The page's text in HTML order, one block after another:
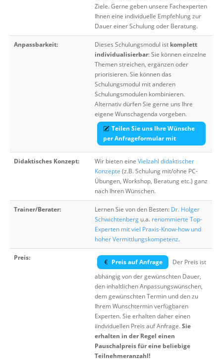
Ziele. Gerne geben unsere Fachexperten
Ihnen eine individuelle Empfehlung zur
Dauer einer Schulung oder Beratung.
Anpassbarkeit: Dieses Schulungsmodul ist komplett
individualisierbar: Sie können einzelne
Themen streichen, ergänzen oder
priorisieren. Sie können das
Schulungsmodul mit anderen
Schulungsmodulen kombinieren.
Alternativ dürfen Sie gerne uns Ihre
eigene Wunschagenda vorgeben.
Teilen Sie uns Ihre Wünsche
per Anfrageformular mit
Didaktisches Konzept: Wir bieten eine Vielzahl didaktischer
Konzepte (z.B. Schulung mit/ohne PC-
Übungen, Workshop, Beratung etc.) ganz
nach Ihren Wünschen.
Trainer/Berater: Lernen Sie von den Besten: Dr. Holger
Schwichtenberg u.a. renommierte Top-
Experten mit viel Praxis-Know-how und
hoher Vermittlungskompetenz.
Preis:
Preis auf Anfrage
Der Preis ist
abhängig von der gewünschten Dauer,
den inhaltlichen Anpassungswünschen,
dem gewünschten Termin und den zu
Ihrem Wunschtermin verfügbaren
Experten. Sie erhalten daher einen
iindviduellen Preis auf Anfrage.Sie
erhalten in der Regel einen
Pauschalpreis für eine beliebige
Teilnehmeranzahl!